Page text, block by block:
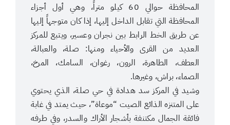
المحافظة حوالي 60 كيلو متراً، وهي أول أجزاء
المحافظة التي تقابل الداخل إليها، إذا كان متوجهاً إليها
عن طريق الخط الرابط بين نجران وعسير، ويتبع للمركز
العديد من القرى والأحياء ومنها: صلة، والعبالة،
العطف، الطاهرة، الرون، رغوان، السامك، المرخ،
الصماء، براش، وغيرها.
وشيد في المركز سد هدادة في حي صلة، الذي يحتوي
على المتنزه الذائع الصيت “موعاة”، حيث يمتد في غابة
فائقة الجمال مكتنفة بأشجار الأراك والسدر، وفي طرفه